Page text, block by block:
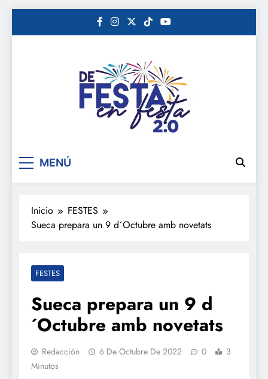
De festa en festa 2.0
MENÚ
Inicio
FESTES
Sueca prepara un 9 d´Octubre amb novetats
FESTES
Sueca prepara un 9 d
´Octubre amb novetats
Redacción 6 De Octubre De 2022 0
3
Minutos